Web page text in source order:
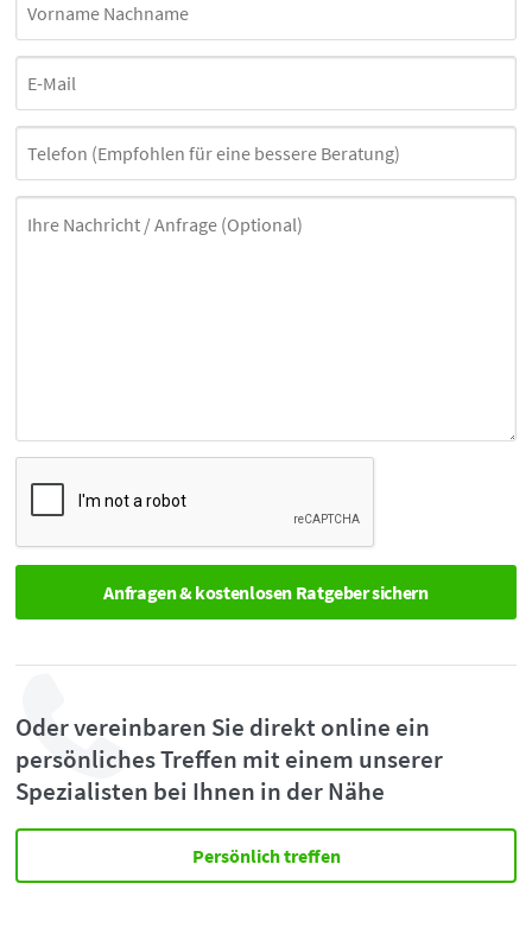
Oder vereinbaren Sie direkt online ein
persönliches Treffen mit einem unserer
Spezialisten bei Ihnen in der Nähe
Persönlich treffen